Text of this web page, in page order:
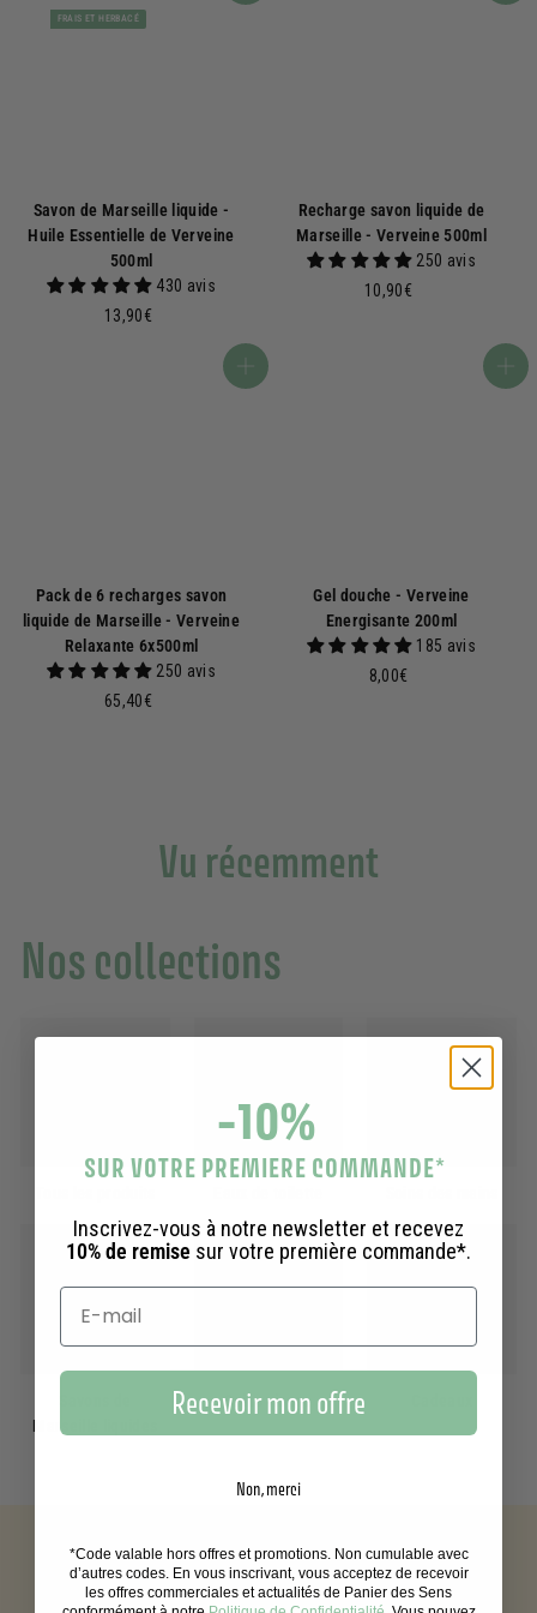
FRAIS ET HERBACÉ
Savon de Marseille liquide -
Huile Essentielle de Verveine
500ml
430 avis
13,90€
Recharge savon liquide de
Marseille - Verveine 500ml
250 avis
10,90€
Pack de 6 recharges savon
liquide de Marseille - Verveine
Relaxante 6x500ml
250 avis
65,40€
Gel douche - Verveine
Energisante 200ml
185 avis
8,00€
Vu récemment
Nos collections
Marseille liquides
Soins visage
-10%
SUR VOTRE PREMIERE COMMANDE*
Inscrivez-vous à notre newsletter et recevez
10% de remise sur votre première commande*.
Recevoir mon offre
Non, merci
*Code valable hors offres et promotions. Non cumulable avec
d’autres codes. En vous inscrivant, vous acceptez de recevoir
les offres commerciales et actualités de Panier des Sens